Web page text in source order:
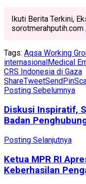
Ikuti Berita Terkini,
sorotmerahputih.com
Tags: Aqsa Working
internasional Medical
CRS Indonesia di Gaza
ShareTweetSend Pin
Posting Sebelumnya
Diskusi Inspiratif,
Badan
Posting Selanjutnya
Ketua MPR RI
Keberhasilan